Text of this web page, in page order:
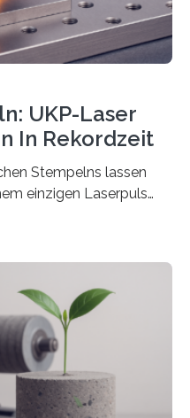
UKP-Laser
In Rekordzeit
Stempelns lassen
einzigen Laserpuls
Fläche. Am Fraunhofer
Ultrakurzpulslasers
(SLM) exakt in
es direkt auf die
die
neue Möglichkeiten
metallverarbeitende
Erste Tests…